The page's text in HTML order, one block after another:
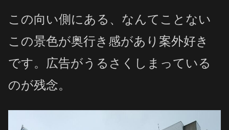
この向い側にある、なんてことない
この景色が奥行き感があり案外好き
です。広告がうるさくしまっている
のが残念。